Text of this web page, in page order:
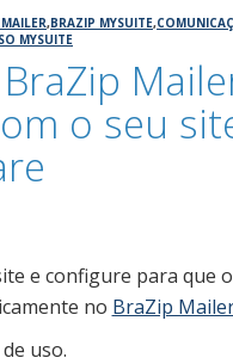
,BRAZIP MYSUITE,
MYSUITE
o seu
e configure para que
no BraZip
uso.